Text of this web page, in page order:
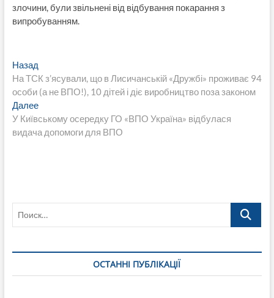
злочини, були звільнені від відбування покарання з
випробуванням.
Навигация
по
записям
НазадПредыдущая
запись:
На ТСК з’ясували, що в Лисичанській «Дружбі» проживає 94
особи (а не ВПО!), 10 дітей і діє виробництво поза законом
ДалееСледующая
запись:
У Київському осередку ГО «ВПО Україна» відбулася
видача допомоги для ВПО
Поиск…
ОСТАННІ ПУБЛІКАЦІЇ